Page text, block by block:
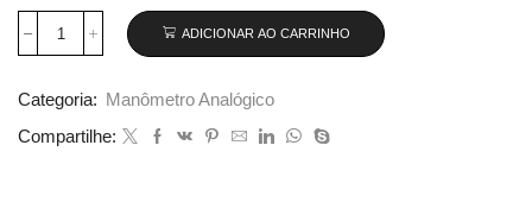
Manômetro
30×2
com
glicerina
ADICIONAR AO CARRINHO
Categoria:
Manômetro Analógico
Compartilhe: